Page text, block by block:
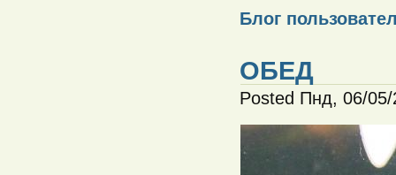
Блог
ОБЕД
Posted Пнд, 06/